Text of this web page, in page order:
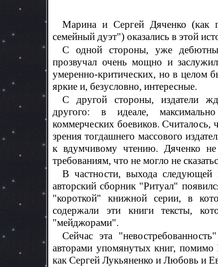
Марина и Сергей Дяченко (как
семейный дуэт") оказались в этой
С одной стороны, уже
прозвучал очень мощно и
умеренно-критических, но в целом
яркие и, безусловно, интересные.
С другой стороны, издатели
другого: в идеале,
коммерческих боевиков. Считалось,
зрения тогдашнего массового
к вдумчивому чтению. Дяченко не
требованиям, что не могло не
В частности, выхода
авторский сборник "Ритуал"
"короткой" книжной серии, в
содержали эти книги тексты,
"мейджорами".
Сейчас эта
авторами упомянутых книг,
как Сергей Лукьяненко и Любовь и